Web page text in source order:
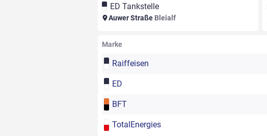
ED Tankstelle
Auwer Straße Bleialf
Marke
Raiffeisen
ED
BFT
TotalEnergies